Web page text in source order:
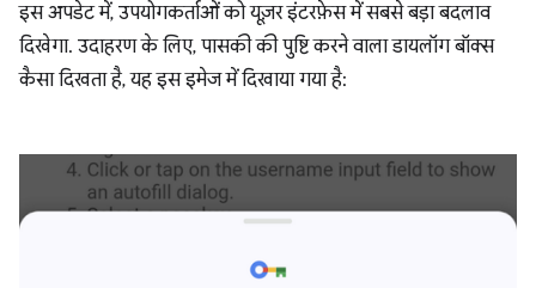
इस अपडेट में, उपयोगकर्ताओं को यूज़र इंटरफ़ेस में सबसे बड़ा बदलाव
दिखेगा. उदाहरण के लिए, पासकी की पुष्टि करने वाला डायलॉग बॉक्स
कैसा दिखता है, यह इस इमेज में दिखाया गया है: